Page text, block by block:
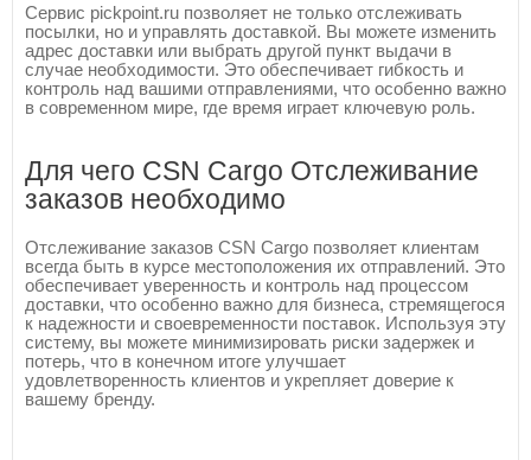
Сервис pickpoint.ru позволяет не только отслеживать
посылки, но и управлять доставкой. Вы можете изменить
адрес доставки или выбрать другой пункт выдачи в
случае необходимости. Это обеспечивает гибкость и
контроль над вашими отправлениями, что особенно важно
в современном мире, где время играет ключевую роль.
Для чего CSN Cargo Отслеживание
заказов необходимо
Отслеживание заказов CSN Cargo позволяет клиентам
всегда быть в курсе местоположения их отправлений. Это
обеспечивает уверенность и контроль над процессом
доставки, что особенно важно для бизнеса, стремящегося
к надежности и своевременности поставок. Используя эту
систему, вы можете минимизировать риски задержек и
потерь, что в конечном итоге улучшает
удовлетворенность клиентов и укрепляет доверие к
вашему бренду.